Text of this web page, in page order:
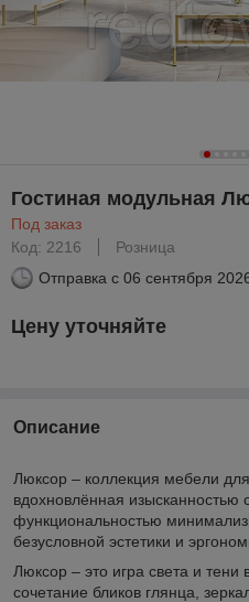
Гостиная модульная
Под заказ
Код: 2216
Розница
Отправка с 06 сентября
Цену уточняйте
Описание
Люксор – коллекция мебели для
вдохновлённая изысканностью
функциональностью
безусловной эстетики и
Люксор – это игра света и
сочетание бликов глянца,